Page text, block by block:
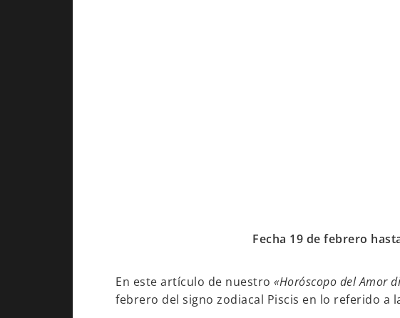
Fecha 19 de febrero
En este artículo de nuestro «Horóscopo del Amor
febrero del signo zodiacal Piscis en lo referido a